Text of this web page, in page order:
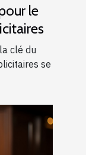
le
clé du
se